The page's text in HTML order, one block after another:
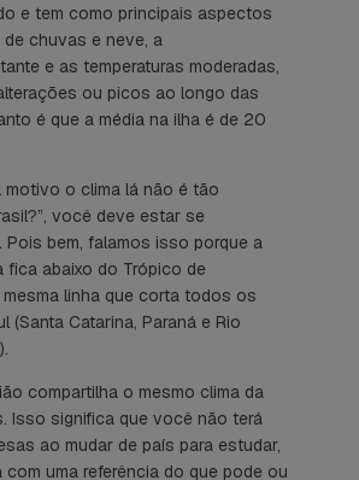
e tem como principais aspectos
chuvas e neve, a
e as temperaturas moderadas,
ou picos ao longo das
é que a média na ilha é de 20
motivo o clima lá não é tão
você deve estar se
Pois bem, falamos isso porque a
fica abaixo do Trópico de
mesma linha que corta todos os
(Santa Catarina, Paraná e Rio
compartilha o mesmo clima da
Isso significa que você não terá
ao mudar de país para estudar,
com uma referência do que pode ou